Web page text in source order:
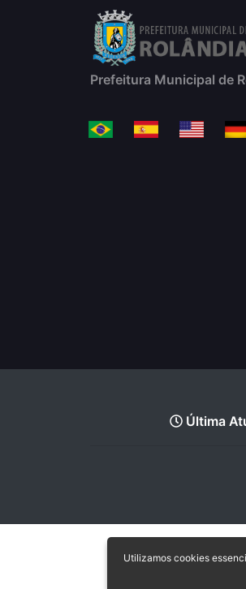
Prefeitura Municipal de
Última
Utilizamos cookies